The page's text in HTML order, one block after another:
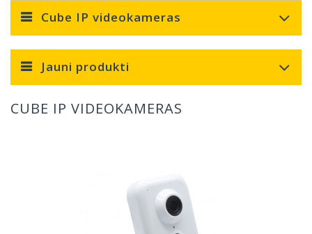
Cube IP videokameras
Jauni produkti
CUBE IP VIDEOKAMERAS